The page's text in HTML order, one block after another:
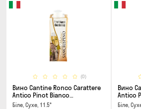
(0)
Вино Cantine Ronco Carattere
Antico Pinot Bianco
Chardonnay Rubicone IGT 0.25л
Біле, Сухе, 11.5°
Вино
Antico
Біле,